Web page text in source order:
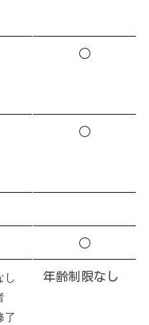
○
○
○
し
了
年齢制限なし